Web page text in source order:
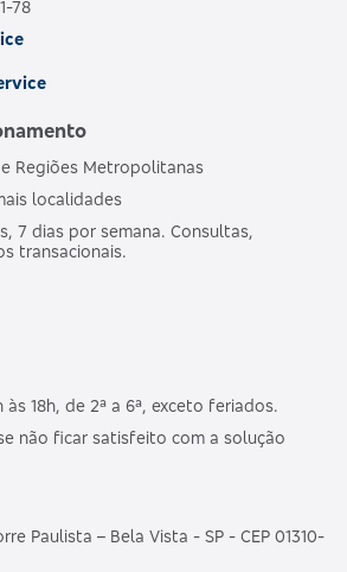
78
Regiões Metropolitanas
localidades
7 dias por semana. Consultas,
transacionais.
18h, de 2ª a 6ª, exceto feriados.
não ficar satisfeito com a solução
Paulista – Bela Vista - SP - CEP 01310-